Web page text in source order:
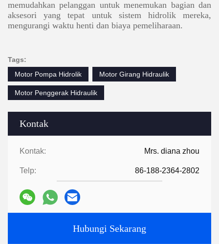
Kontak
Kontak: Mrs. diana zhou
Telp: 86-188-2364-2802
Hubungi Sekarang
memudahkan pelanggan untuk menemukan bagian dan
aksesori yang tepat untuk sistem hidrolik mereka,
mengurangi waktu henti dan biaya pemeliharaan.
Tags:
Motor Pompa Hidrolik
Motor Girang Hidraulik
Motor Penggerak Hidraulik